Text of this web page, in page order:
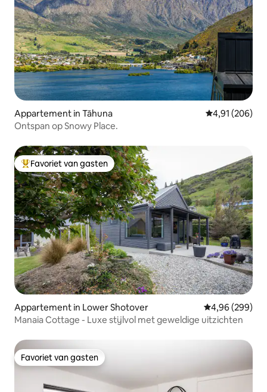
Appartement in Tāhuna Gemiddelde
4,91 (206)
Ontspan op Snowy Place.
Topfavoriet van gasten
Favoriet van gasten
Appartement in Lower Shotover Gemiddelde
4,96 (299)
Manaia Cottage - Luxe stijlvol met geweldige uitzichten
Favoriet van gasten
Favoriet van gasten